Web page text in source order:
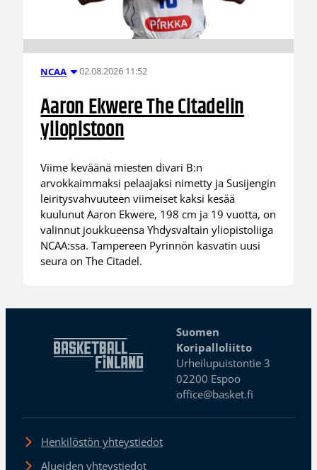
NCAA 02.08.2026 11:52
Aaron Ekwere The Citadelin
yliopistoon
Viime keväänä miesten divari B:n
arvokkaimmaksi pelaajaksi nimetty ja Susijengin
leiritysvahvuuteen viimeiset kaksi kesää
kuulunut Aaron Ekwere, 198 cm ja 19 vuotta, on
valinnut joukkueensa Yhdysvaltain yliopistoliiga
NCAA:ssa. Tampereen Pyrinnön kasvatin uusi
seura on The Citadel.
Suomen
Koripalloliitto
Urheilupuistontie 3
02200 Espoo
office@basket.fi
Henkilöstön yhteystiedot
Alueiden yhteystiedot